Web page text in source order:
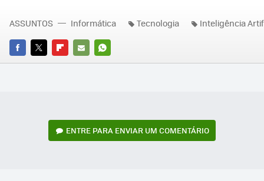
FACEBOOK
TWITTERFLIPBOARD
E-
WHATSAPP
ASSUNTOS Informática Tecnologia Inteligência
ENTRE PARA ENVIAR UM COMENTÁRIO